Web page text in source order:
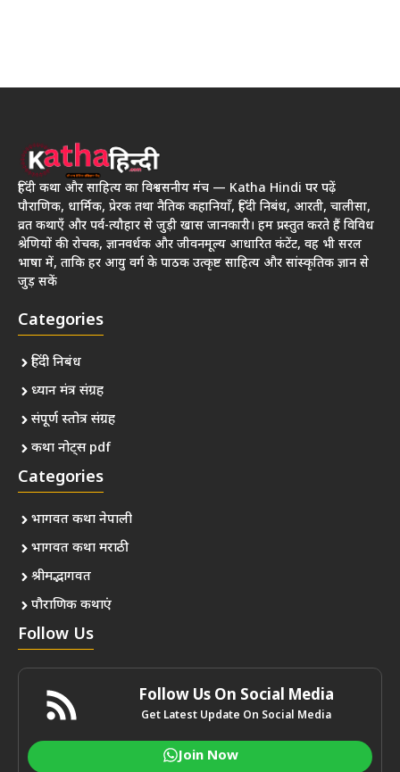
हिंदी कथा और साहित्य का विश्वसनीय मंच — Katha Hindi पर पढ़ें
पौराणिक, धार्मिक, प्रेरक तथा नैतिक कहानियाँ, हिंदी निबंध, आरती, चालीसा,
व्रत कथाएँ और पर्व-त्यौहार से जुड़ी खास जानकारी। हम प्रस्तुत करते हैं विविध
श्रेणियों की रोचक, ज्ञानवर्धक और जीवनमूल्य आधारित कंटेंट, वह भी सरल
भाषा में, ताकि हर आयु वर्ग के पाठक उत्कृष्ट साहित्य और सांस्कृतिक ज्ञान से
जुड़ सकें
Categories
हिंदी निबंध
ध्यान मंत्र संग्रह
संपूर्ण स्तोत्र संग्रह
कथा नोट्स pdf
Categories
भागवत कथा नेपाली
भागवत कथा मराठी
श्रीमद्भागवत
पौराणिक कथाएं
Follow Us
Follow Us On Social Media
Get Latest Update On Social Media
Join Now